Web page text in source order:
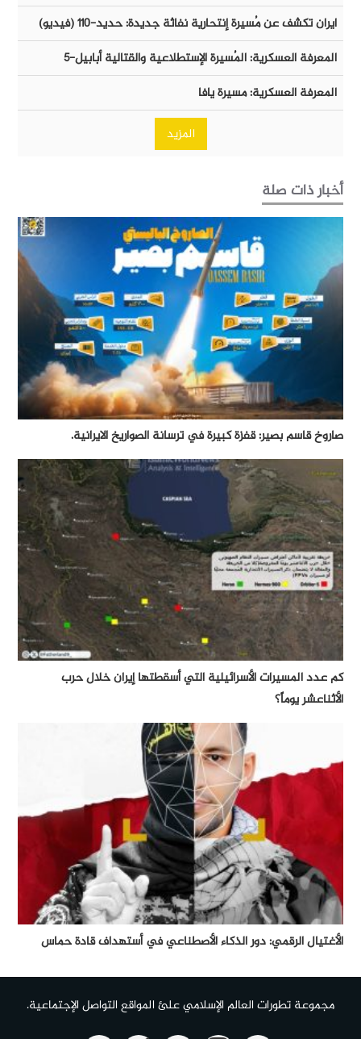
ايران تكشف عن مُسيرة إنتحارية نفاثة جديدة: حديد-١١٠ (فيديو)
المعرفة العسكرية: المُسيرة الإستطلاعية والقتالية أبابيل-٥
المعرفة العسكرية: مسيرة يافا
المزيد
أخبار ذات صلة
صاروخ قاسم بصير: قفزة كبيرة في ترسانة الصواريخ الايرانية.
كم عدد المسيرات الأسرائيلية التي أسقطتها إيران خلال حرب
الأثناعشر يوماً؟
الأغتيال الرقمي: دور الذكاء الأصطناعي في أستهداف قادة حماس
مجموعة تطورات العالم الإسلامي علئ المواقع التواصل الإجتماعية.